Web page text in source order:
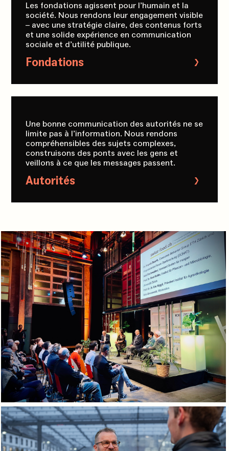
Les fondations agissent pour l’humain et la
société. Nous rendons leur engagement visible
– avec une stratégie claire, des contenus forts
et une solide expérience en communication
sociale et d’utilité publique.
Fondations
Une bonne communication des autorités ne se
limite pas à l’information. Nous rendons
compréhensibles des sujets complexes,
construisons des ponts avec les gens et
veillons à ce que les messages passent.
Autorités